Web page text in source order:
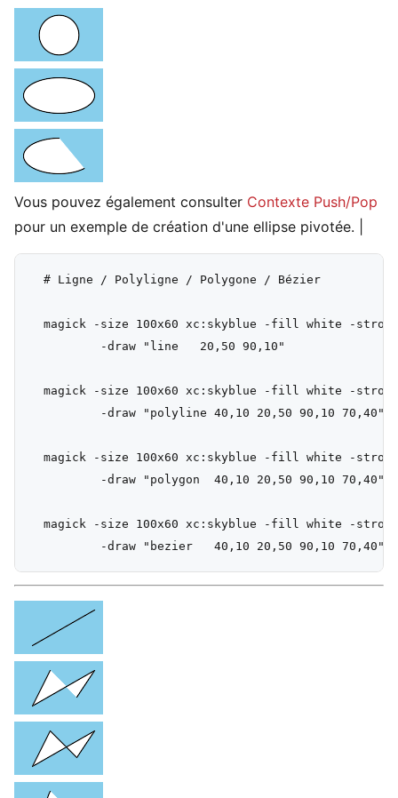
Vous pouvez également consulter Contexte Push/Pop
pour un exemple de création d'une ellipse pivotée.
  # Ligne / Polyligne / Polygone / Bézier
magick -size 100x60 xc:skyblue -fill white -
-draw "line   20,50 90,10"
magick -size 100x60 xc:skyblue -fill white -
-draw "polyline 40,10 20,50 90,10 70,40"
magick -size 100x60 xc:skyblue -fill white -
-draw "polygon  40,10 20,50 90,10 70,40"
magick -size 100x60 xc:skyblue -fill white -